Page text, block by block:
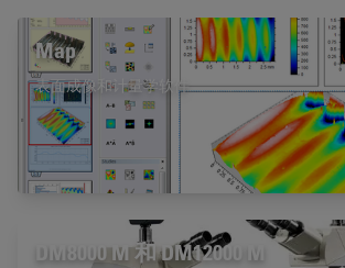
Map
表面成像和计量学软件
DM8000 M 和 DM12000 M